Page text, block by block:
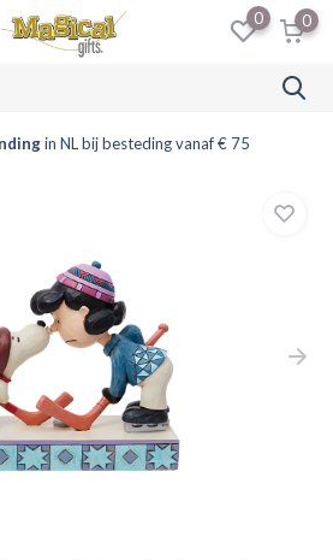
0 0
in NL bij besteding vanaf € 75